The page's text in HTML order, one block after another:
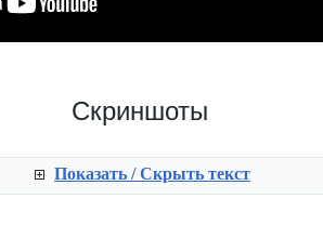
Скриншоты
Показать / Скрыть текст